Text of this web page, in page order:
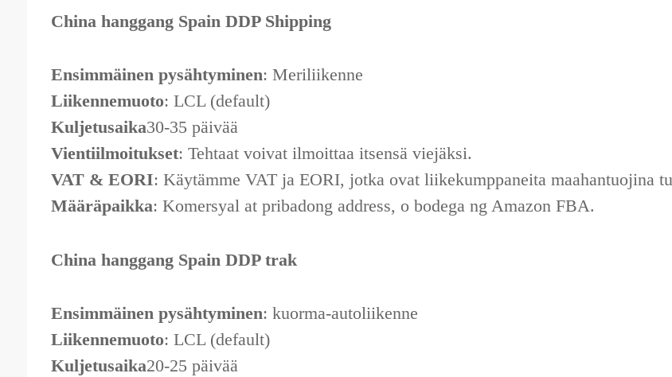
China hanggang Spain DDP Shipping
Ensimmäinen pysähtyminen: Meriliikenne
Liikennemuoto: LCL (default)
Kuljetusaika30-35 päivää
Vientiilmoitukset: Tehtaat voivat ilmoittaa itsensä viejäksi.
VAT & EORI: Käytämme VAT ja EORI, jotka ovat liikekumppaneita maahantuojina
Määräpaikka: Komersyal at pribadong address, o bodega ng Amazon FBA.
China hanggang Spain DDP trak
Ensimmäinen pysähtyminen: kuorma-autoliikenne
Liikennemuoto: LCL (default)
Kuljetusaika20-25 päivää